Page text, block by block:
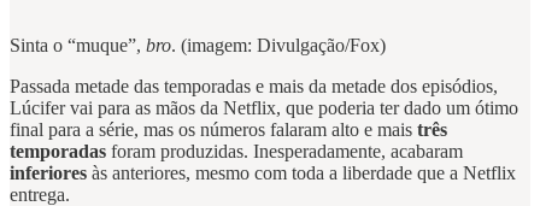
Sinta o “muque”, bro. (imagem: Divulgação/Fox)
Passada metade das temporadas e mais da metade dos episódios,
Lúcifer vai para as mãos da Netflix, que poderia ter dado um ótimo
final para a série, mas os números falaram alto e mais três
temporadas foram produzidas. Inesperadamente, acabaram
inferiores às anteriores, mesmo com toda a liberdade que a Netflix
entrega.